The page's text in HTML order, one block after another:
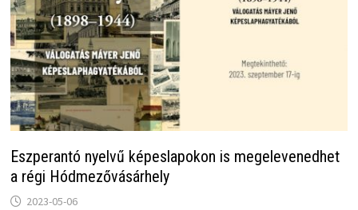
Eszperantó nyelvű képeslapokon is megelevenedhet
a régi Hódmezővásárhely
2023-05-06